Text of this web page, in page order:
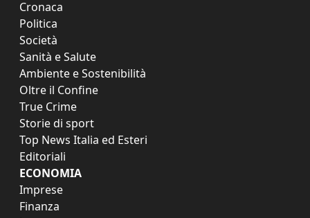
Cronaca
Politica
Società
Sanità e Salute
Ambiente e Sostenibilità
Oltre il Confine
True Crime
Storie di sport
Top News Italia ed Esteri
Editoriali
ECONOMIA
Imprese
Finanza